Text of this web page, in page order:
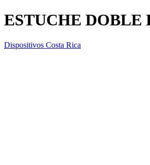
ESTUCHE DOBLE
Dispositivos Costa Rica